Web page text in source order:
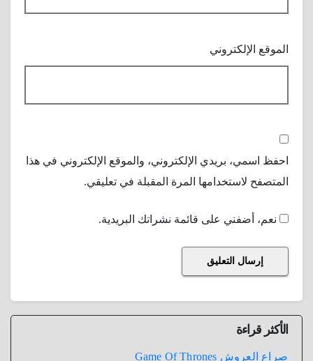
الموقع الإلكتروني
احفظ اسمي، بريدي الإلكتروني، والموقع الإلكتروني في هذا
المتصفح لاستخدامها المرة المقبلة في تعليقي.
نعم، أضفني على قائمة نشراتك البريدية.
الأكثر قراءة
صراع العروش Game Of Thrones